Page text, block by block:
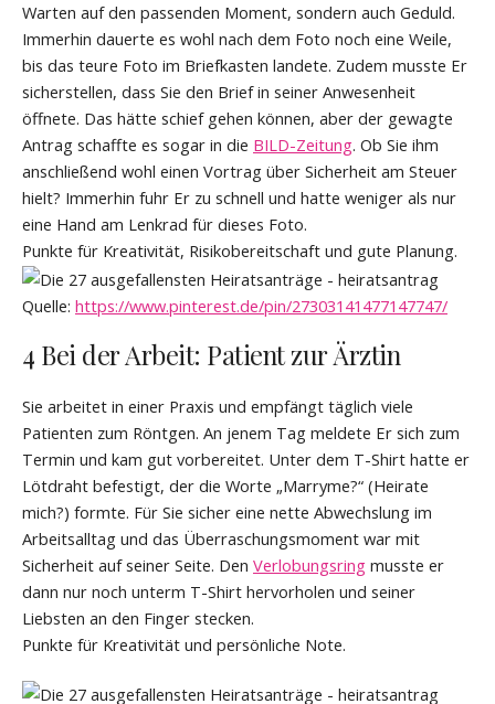
Warten auf den passenden Moment, sondern auch Geduld.
Immerhin dauerte es wohl nach dem Foto noch eine Weile,
bis das teure Foto im Briefkasten landete. Zudem musste Er
sicherstellen, dass Sie den Brief in seiner Anwesenheit
öffnete. Das hätte schief gehen können, aber der gewagte
Antrag schaffte es sogar in die BILD-Zeitung. Ob Sie ihm
anschließend wohl einen Vortrag über Sicherheit am Steuer
hielt? Immerhin fuhr Er zu schnell und hatte weniger als nur
eine Hand am Lenkrad für dieses Foto.
Punkte für Kreativität, Risikobereitschaft und gute Planung.
Quelle: https://www.pinterest.de/pin/27303141477147747/
4 Bei der Arbeit: Patient zur Ärztin
Sie arbeitet in einer Praxis und empfängt täglich viele
Patienten zum Röntgen. An jenem Tag meldete Er sich zum
Termin und kam gut vorbereitet. Unter dem T-Shirt hatte er
Lötdraht befestigt, der die Worte „Marryme?“ (Heirate
mich?) formte. Für Sie sicher eine nette Abwechslung im
Arbeitsalltag und das Überraschungsmoment war mit
Sicherheit auf seiner Seite. Den Verlobungsring musste er
dann nur noch unterm T-Shirt hervorholen und seiner
Liebsten an den Finger stecken.
Punkte für Kreativität und persönliche Note.